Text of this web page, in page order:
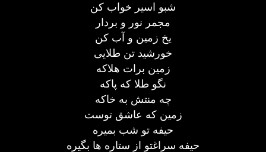
شبو اسیر خواب کن
مجمر نور و بردار
یخ زمین و آب کن
خورشید تن طلایی
زمین برات هلاکه
نگو طلا که پاکه
چه منتش به خاکه
زمین که عاشق توست
حیفه تو شب بمیره
حیفه سراغتو از ستاره ها بگیره